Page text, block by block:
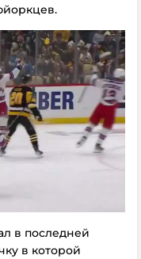
в последней
в которой